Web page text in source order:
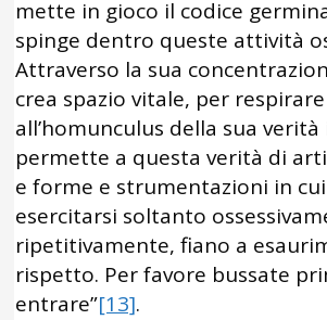
mette in gioco il codice
spinge dentro queste attività
Attraverso la sua
crea spazio vitale, per
all’homunculus della sua
permette a questa verità di
e forme e strumentazioni in
esercitarsi soltanto
ripetitivamente, fiano a
rispetto. Per favore bussate
entrare”[13].